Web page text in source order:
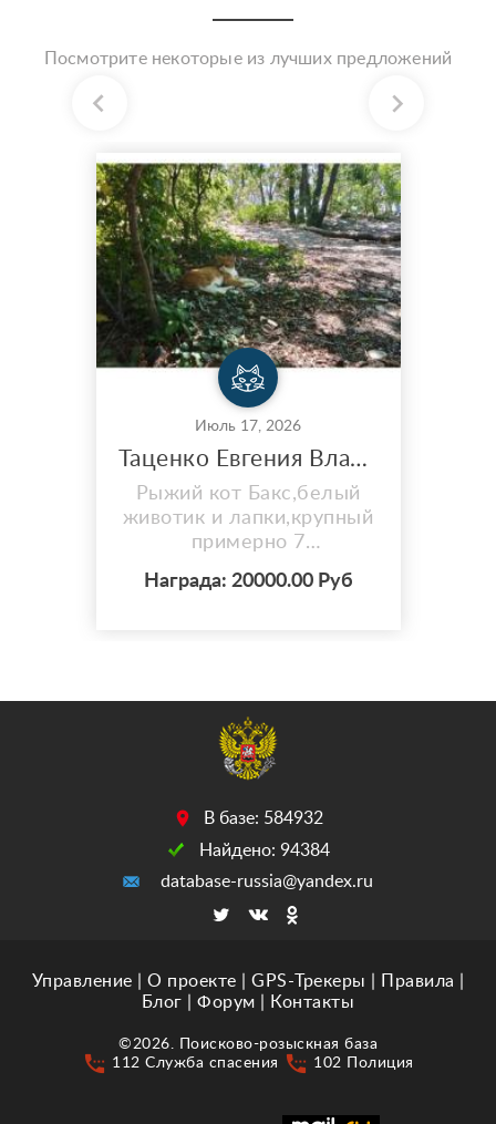
Посмотрите некоторые из лучших предложений
Июль 17, 2026
Таценко Евгения Владимировна / кот Беспородный
Рыжий кот Бакс,белый
животик и лапки,крупный
примерно 7
машин, пропал в ночь на
стоянке был опасный кот
мог загнать его
далеко,котик очень
ласковый,добрый.Если
кто то унес его,прошу
Награда: 20000.00 Руб
В базе: 584932
Найдено: 94384
database-russia@yandex.ru
Управление О проекте GPS-Трекеры Правила
Блог
Форум Контакты
©2026. Поисково-розыскная база
settings_phone 112 Служба спасения settings_phone 102 Полиция